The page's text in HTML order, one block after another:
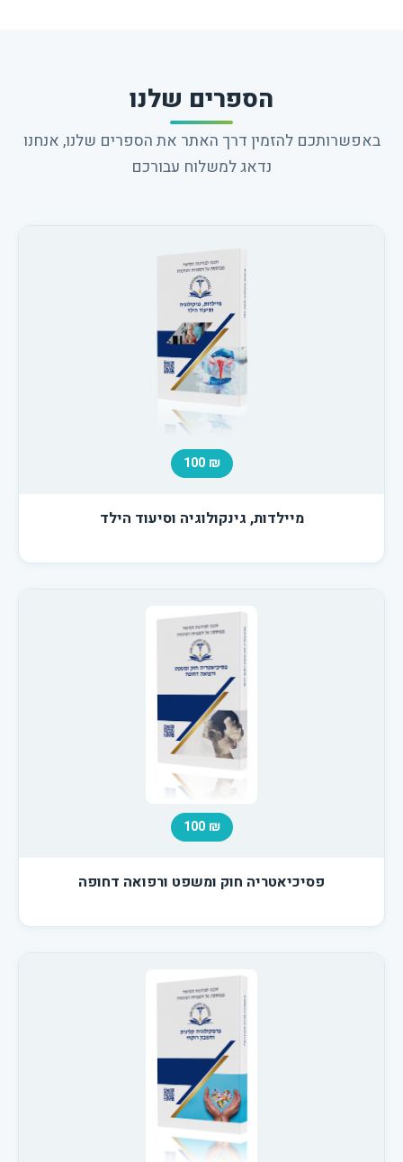
הספרים שלנו
באפשרותכם להזמין דרך האתר את הספרים שלנו, אנחנו
נדאג למשלוח עבורכם
₪ 100
מיילדות, גינקולוגיה וסיעוד הילד
₪ 100
פסיכיאטריה חוק ומשפט ורפואה דחופה